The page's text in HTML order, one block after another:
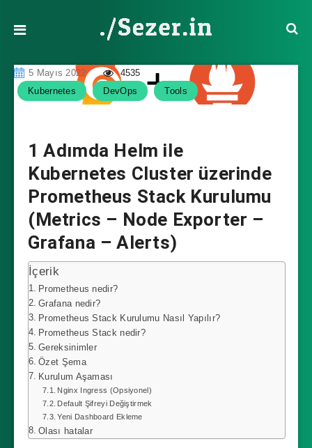
5 Mayıs 2022
4535
Kubernetes
DevOps Tools
1 Adımda Helm ile
Kubernetes Cluster üzerinde
Prometheus Stack Kurulumu
(Metrics – Node Exporter –
Grafana – Alerts)
İçerik
Prometheus nedir?
Grafana nedir?
Prometheus Stack Kurulumu Nasıl Yapılır?
Prometheus Stack nedir?
Gereksinimler
Özet Şema
Kurulum Aşaması
Nginx Ingress (Opsiyonel)
Default Şifreyi Değiştirmek
Yeni Dashboard Ekleme
Olası hatalar